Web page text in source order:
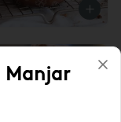
Manjar